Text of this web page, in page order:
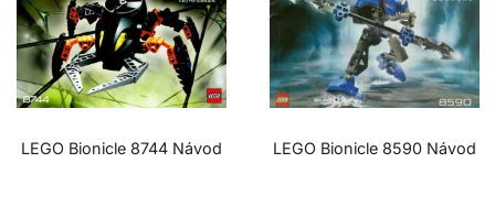
LEGO Bionicle 8744 Návod LEGO Bionicle 8590 Návod